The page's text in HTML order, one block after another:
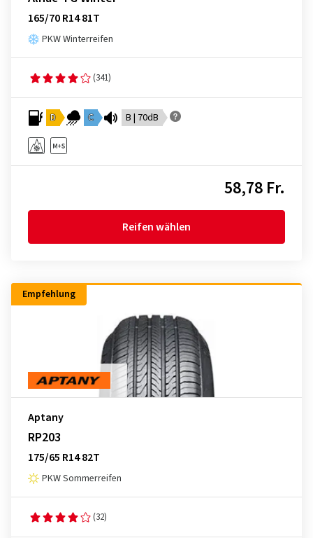
165/70 R14 81T
PKW Winterreifen
(341)
D C B | 70dB
58,78 Fr.
Reifen wählen
Empfehlung
Aptany
RP203
175/65 R14 82T
PKW Sommerreifen
(32)